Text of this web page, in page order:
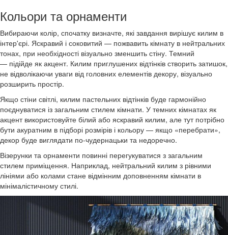
Кольори та орнаменти
Вибираючи колір, спочатку визначте, які завдання вирішує килим в
інтер'єрі. Яскравий і соковитий — пожвавить кімнату в нейтральних
тонах, при необхідності візуально зменшить стіну. Темний
— підійде як акцент. Килим приглушених відтінків створить затишок,
не відволікаючи уваги від головних елементів декору, візуально
розширить простір.
Якщо стіни світлі, килим пастельних відтінків буде гармонійно
поєднуватися із загальним стилем кімнати. У темних кімнатах як
акцент використовуйте білий або яскравий килим, але тут потрібно
бути акуратним в підборі розмірів і кольору — якщо «перебрати»,
декор буде виглядати по-чудернацьки та недоречно.
Візерунки та орнаменти повинні перегукуватися з загальним
стилем приміщення. Наприклад, нейтральний килим з рівними
лініями або колами стане відмінним доповненням кімнати в
мінімалістичному стилі.